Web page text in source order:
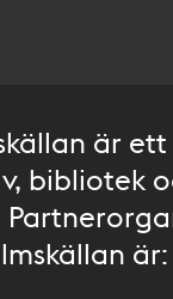
är
bibliotek
är: